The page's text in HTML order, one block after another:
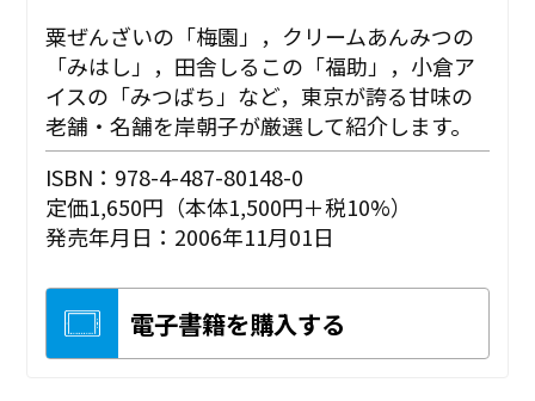
粟ぜんざいの「梅園」，クリームあんみつの
「みはし」，田舎しるこの「福助」，小倉ア
イスの「みつばち」など，東京が誇る甘味の
老舗・名舗を岸朝子が厳選して紹介します。
ISBN：978-4-487-80148-0
定価1,650円（本体1,500円＋税10%）
発売年月日：2006年11月01日
電子書籍を購入する